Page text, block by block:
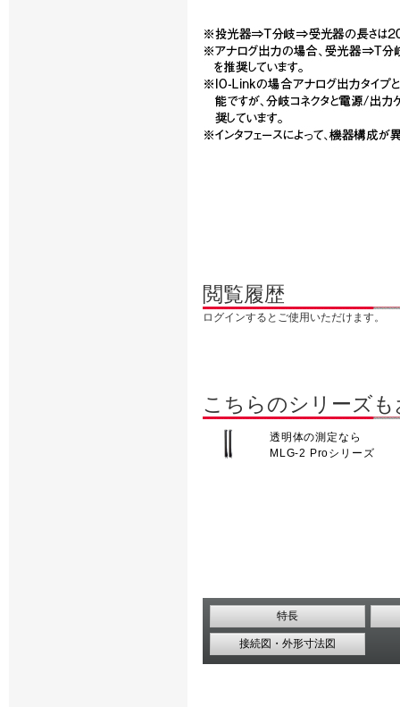
閲覧履歴
ログインするとご使用いただけます。
こちらのシリーズ
透明体の測定なら
MLG-2 Proシリーズ
特長
接続図・外形寸法図